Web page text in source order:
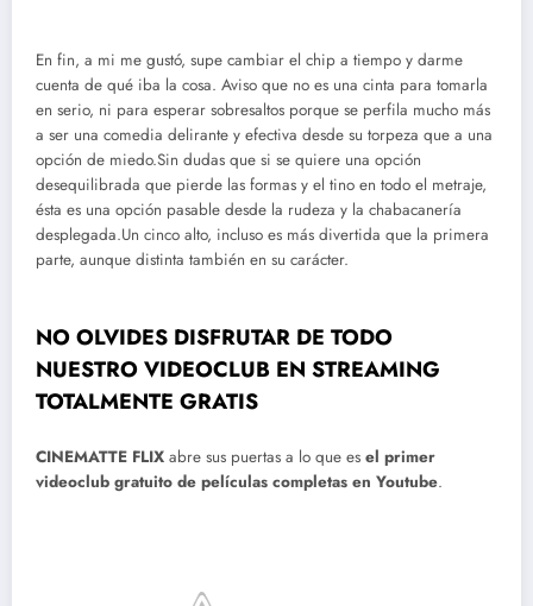
En fin, a mi me gustó, supe cambiar el chip a tiempo y darme
cuenta de qué iba la cosa. Aviso que no es una cinta para tomarla
en serio, ni para esperar sobresaltos porque se perfila mucho más
a ser una comedia delirante y efectiva desde su torpeza que a una
opción de miedo.Sin dudas que si se quiere una opción
desequilibrada que pierde las formas y el tino en todo el metraje,
ésta es una opción pasable desde la rudeza y la chabacanería
desplegada.Un cinco alto, incluso es más divertida que la primera
parte, aunque distinta también en su carácter.
NO OLVIDES DISFRUTAR DE TODO
NUESTRO VIDEOCLUB EN STREAMING
TOTALMENTE GRATIS
CINEMATTE FLIX abre sus puertas a lo que es el primer
videoclub gratuito de películas completas en Youtube.